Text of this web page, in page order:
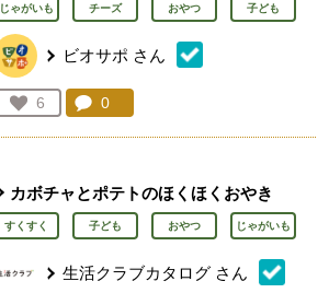
じゃがいも チーズ おやつ 子ども
ビオサポ さん
お気に入り登録：
6
人が登録
コメント：
0
カボチャとポテトのほくほくおやき
すくすく 子ども おやつ じゃがいも
生活クラブカタログ さん